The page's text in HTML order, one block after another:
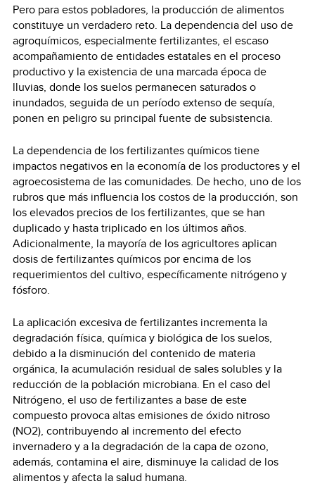
Pero para estos pobladores, la producción de alimentos
constituye un verdadero reto. La dependencia del uso de
agroquímicos, especialmente fertilizantes, el escaso
acompañamiento de entidades estatales en el proceso
productivo y la existencia de una marcada época de
lluvias, donde los suelos permanecen saturados o
inundados, seguida de un período extenso de sequía,
ponen en peligro su principal fuente de subsistencia.
La dependencia de los fertilizantes químicos tiene
impactos negativos en la economía de los productores y el
agroecosistema de las comunidades. De hecho, uno de los
rubros que más influencia los costos de la producción, son
los elevados precios de los fertilizantes, que se han
duplicado y hasta triplicado en los últimos años.
Adicionalmente, la mayoría de los agricultores aplican
dosis de fertilizantes químicos por encima de los
requerimientos del cultivo, específicamente nitrógeno y
fósforo.
La aplicación excesiva de fertilizantes incrementa la
degradación física, química y biológica de los suelos,
debido a la disminución del contenido de materia
orgánica, la acumulación residual de sales solubles y la
reducción de la población microbiana. En el caso del
Nitrógeno, el uso de fertilizantes a base de este
compuesto provoca altas emisiones de óxido nitroso
(NO2), contribuyendo al incremento del efecto
invernadero y a la degradación de la capa de ozono,
además, contamina el aire, disminuye la calidad de los
alimentos y afecta la salud humana.